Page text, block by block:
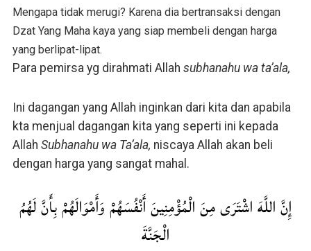
Mengapa tidak merugi? Karena dia bertransaksi dengan
Dzat Yang Maha kaya yang siap membeli dengan harga
yang berlipat-lipat.
Para pemirsa yg dirahmati Allah subhanahu wa ta’ala,
Ini dagangan yang Allah inginkan dari kita dan apabila
kta menjual dagangan kita yang seperti ini kepada
Allah Subhanahu wa Ta’ala, niscaya Allah akan beli
dengan harga yang sangat mahal.
إِنَّ اللَّهَ اشْتَرَى مِنَ الْمُؤْمِنِينَ أَنْفُسَهُمْ وَأَمْوَالَهُمْ بِأَنَّ لَهُمُ
الْجَنَّةَ